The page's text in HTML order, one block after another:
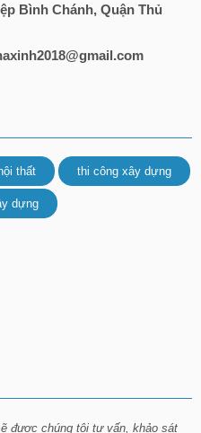
Bình Chánh, Quận Thủ
thất thi công xây dựng
dựng
được chúng tôi tư vấn, khảo sát